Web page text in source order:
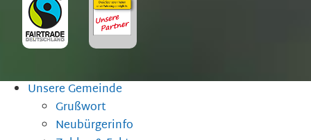
Unsere Gemeinde
Grußwort
Neubürgerinfo